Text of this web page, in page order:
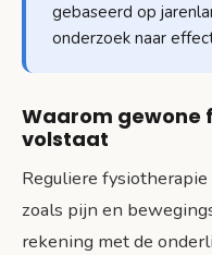
gebaseerd op
onderzoek naar
Waarom gewone
volstaat
Reguliere
zoals pijn en
rekening met de